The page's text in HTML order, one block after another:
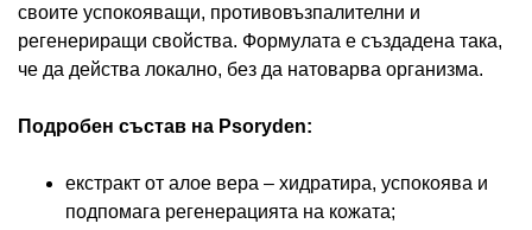
своите успокояващи, противовъзпалителни и
регенериращи свойства. Формулата е създадена така,
че да действа локално, без да натоварва организма.
Подробен състав на Psoryden:
екстракт от алое вера – хидратира, успокоява и
подпомага регенерацията на кожата;